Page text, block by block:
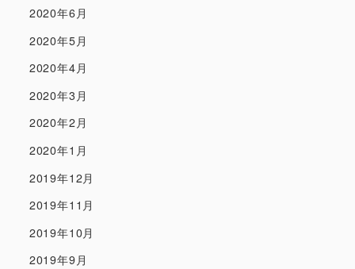
2020年6月
2020年5月
2020年4月
2020年3月
2020年2月
2020年1月
2019年12月
2019年11月
2019年10月
2019年9月